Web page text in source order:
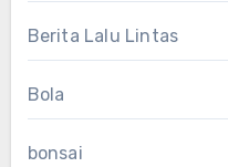
Berita Lalu Lintas
Bola
bonsai